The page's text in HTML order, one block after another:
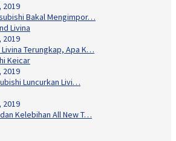
2019
Bakal Mengimpor…
2019
Terungkap, Apa K…
2019
Luncurkan Livi…
2019
Kelebihan All New T…